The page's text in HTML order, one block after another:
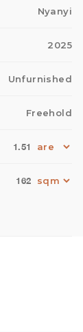
Nyanyi
2025
Unfurnished
Freehold
1.51
162